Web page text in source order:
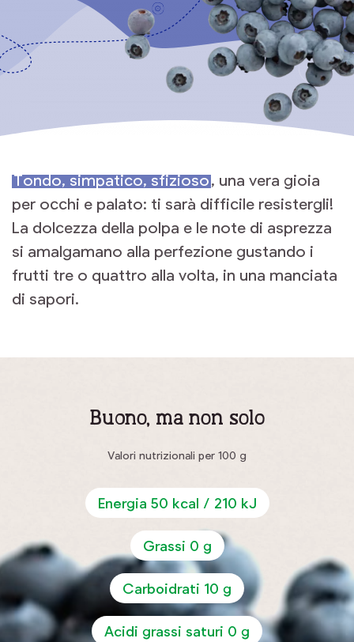
Tondo, simpatico, sfizioso, una vera gioia
per occhi e palato: ti sarà difficile resistergli!
La dolcezza della polpa e le note di asprezza
si amalgamano alla perfezione gustando i
frutti tre o quattro alla volta, in una manciata
di sapori.
Buono, ma non solo
Valori nutrizionali per 100 g
Energia 50 kcal / 210 kJ
Grassi 0 g
Carboidrati 10 g
Acidi grassi saturi 0 g